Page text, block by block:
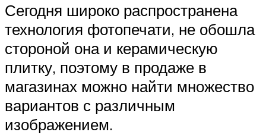
Сегодня широко распространена
технология фотопечати, не обошла
стороной она и керамическую
плитку, поэтому в продаже в
магазинах можно найти множество
вариантов с различным
изображением.